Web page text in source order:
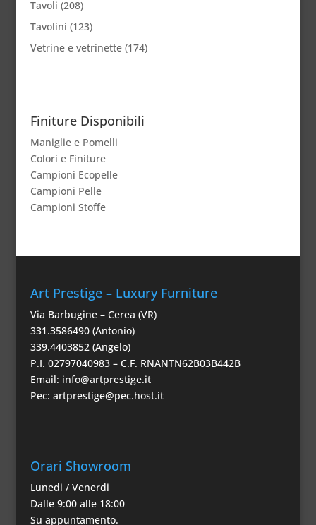
Tavoli (208)
Tavolini (123)
Vetrine e vetrinette (174)
Finiture Disponibili
Maniglie e Pomelli
Colori e Finiture
Campioni Ecopelle
Campioni Pelle
Campioni Stoffe
Art Prestige – Luxury Furniture
Via Barbugine – Cerea (VR)
331.3586490 (Antonio)
339.4403852 (Angelo)
P.I. 02797040983 – C.F. RNANTN62B03B442B
Email: info@artprestige.it
Pec: artprestige@pec.host.it
Orari Showroom
Lunedi / Venerdi
Dalle 9:00 alle 18:00
Su appuntamento.